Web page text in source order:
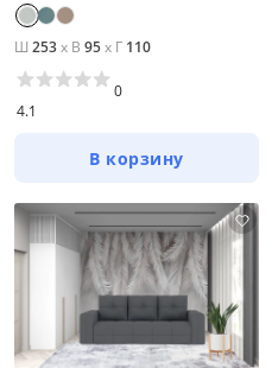
Ш 253x В 95x Г 110
4.1
0
В корзину